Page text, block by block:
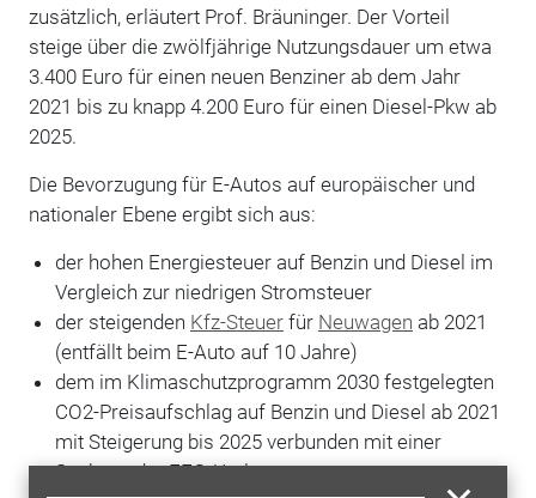
zusätzlich, erläutert Prof. Bräuninger. Der Vorteil
steige über die zwölfjährige Nutzungsdauer um etwa
3.400 Euro für einen neuen Benziner ab dem Jahr
2021 bis zu knapp 4.200 Euro für einen Diesel-Pkw ab
2025.
Die Bevorzugung für E-Autos auf europäischer und
nationaler Ebene ergibt sich aus:
der hohen Energiesteuer auf Benzin und Diesel im
Vergleich zur niedrigen Stromsteuer
der steigenden Kfz-Steuerfür Neuwagen ab 2021
(entfällt beim E-Auto auf 10 Jahre)
dem im Klimaschutzprogramm 2030 festgelegten
CO2-Preisaufschlag auf Benzin und Diesel ab 2021
mit Steigerung bis 2025 verbunden mit einer
Senkung der EEG-Umlage